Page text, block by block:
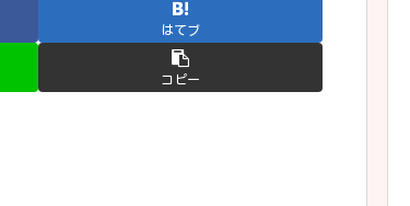
はてブ
コピー